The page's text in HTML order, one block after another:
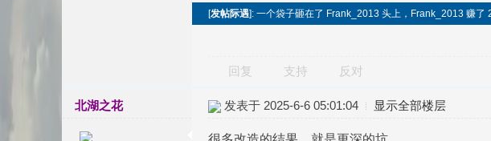
[发帖际遇]: 一个袋子砸在了 Frank_2013 头上，Frank_2013 赚了
回复 支持 反对
北湖之花 发表于 2025-6-6 05:01:04 显示全部楼层